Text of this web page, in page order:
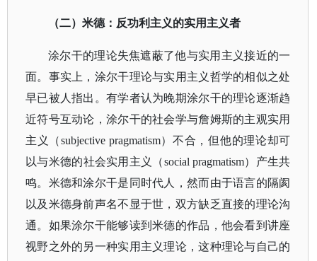
（二）米德：反功利主义的实用主义者
涂尔干的理论失焦遮蔽了他与实用主义接近的一
面。事实上，涂尔干理论与实用主义哲学的相似之处
早已被人指出。有学者认为晚期涂尔干的理论逐渐趋
近符号互动论，涂尔干的社会学与詹姆斯的主观实用
主义（subjective pragmatism）不合，但他的理论却可
以与米德的社会实用主义（social pragmatism）产生共
鸣。米德和涂尔干是同时代人，然而由于语言的隔阂
以及米德身前声名不显于世，双方缺乏直接的理论沟
通。如果涂尔干能够读到米德的作品，他会看到讲座
视野之外的另一种实用主义理论，这种理论与自己的